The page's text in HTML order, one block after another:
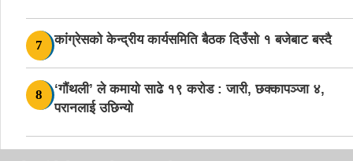
7 कांग्रेसको केन्द्रीय कार्यसमिति बैठक दिउँसो १ बजेबाट बस्दै
8
‘गौंथली’ ले कमायो साढे १९ करोड : जारी, छक्कापञ्जा ४,
परानलाई उछिन्यो